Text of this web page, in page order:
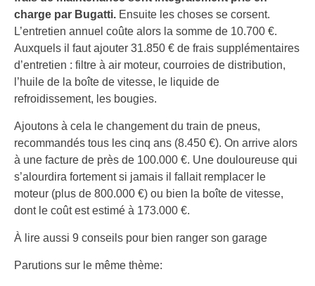
charge par Bugatti. Ensuite les choses se corsent.
L’entretien annuel coûte alors la somme de 10.700 €.
Auxquels il faut ajouter 31.850 € de frais supplémentaires
d’entretien : filtre à air moteur, courroies de distribution,
l’huile de la boîte de vitesse, le liquide de
refroidissement, les bougies.
Ajoutons à cela le changement du train de pneus,
recommandés tous les cinq ans (8.450 €). On arrive alors
à une facture de près de 100.000 €. Une douloureuse qui
s’alourdira fortement si jamais il fallait remplacer le
moteur (plus de 800.000 €) ou bien la boîte de vitesse,
dont le coût est estimé à 173.000 €.
À lire aussi 9 conseils pour bien ranger son garage
Parutions sur le même thème: